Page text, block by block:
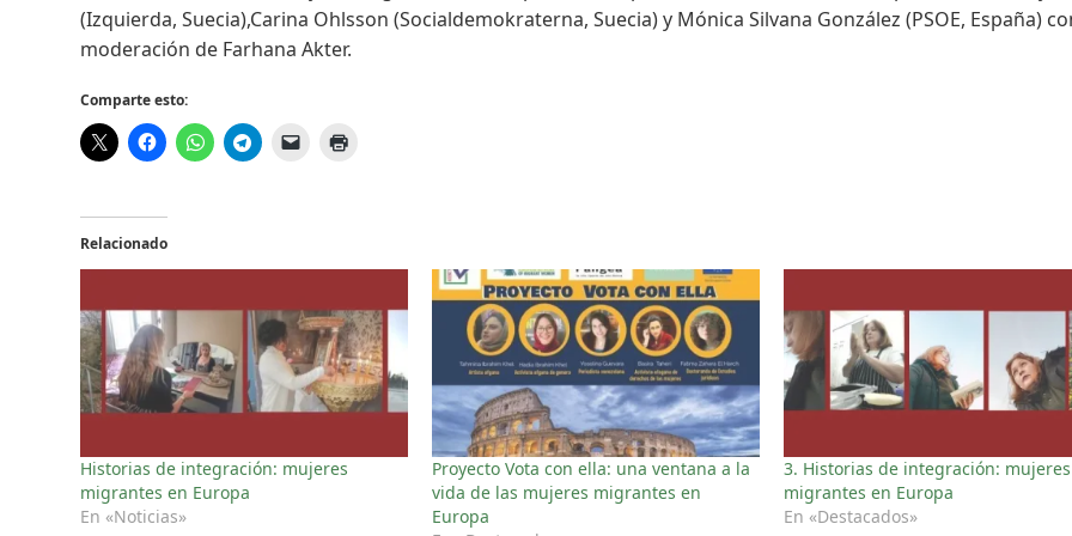
(Izquierda, Suecia),Carina Ohlsson (Socialdemokraterna, Suecia) y Mónica Silvana González (PSOE, España)
moderación de Farhana Akter.
Comparte esto:
Relacionado
Historias de integración: mujeres
migrantes en Europa
En «Noticias»
Proyecto Vota con ella: una ventana a la
vida de las mujeres migrantes en
Europa
3. Historias de integración: mujeres
migrantes en Europa
En «Destacados»